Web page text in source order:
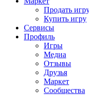
Продать
Купить игру
Сервисы
Профиль
Игры
Медиа
Отзывы
Друзья
Маркет
Сообщества